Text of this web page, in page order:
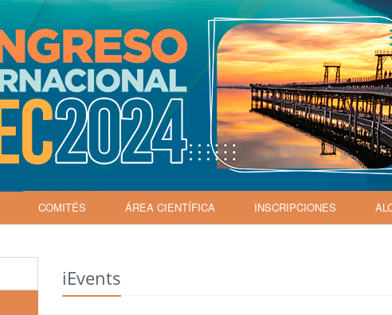
COMITÉS ÁREA CIENTÍFICA INSCRIPCIONES
iEvents